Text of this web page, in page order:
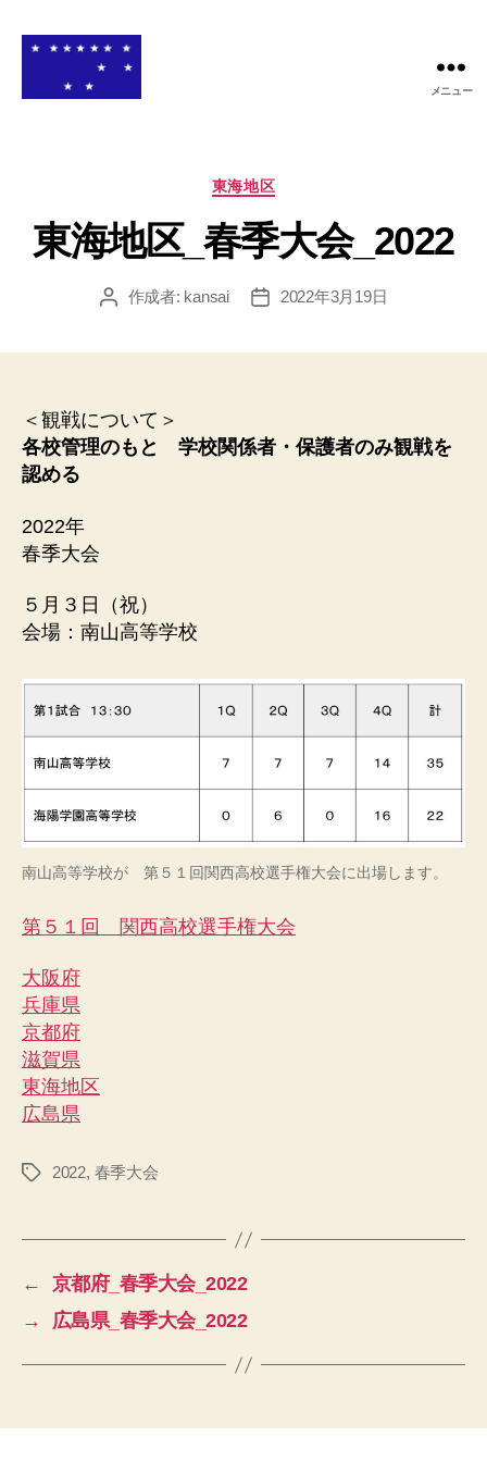
校
ア
ン
ト
ボ
ー
連
盟
メニュー
カ
ゴ
リ
東海地区
東海地区_春季大会_2022
投 作成者: kansai
投
2022年3月19日
＜観戦について＞
各校管理のもと 学校関係者・保護者のみ観戦を
認める
2022年
春季大会
５月３日（祝）
会場：南山高等学校
南山高等学校が 第５１回関西高校選手権大会に出場します。
第５１回 関西高校選手権大会
大阪府
兵庫県
京都府
滋賀県
東海地区
広島県
タ
2022, 春季大会
←
京都府_春季大会_2022
→
広島県_春季大会_2022